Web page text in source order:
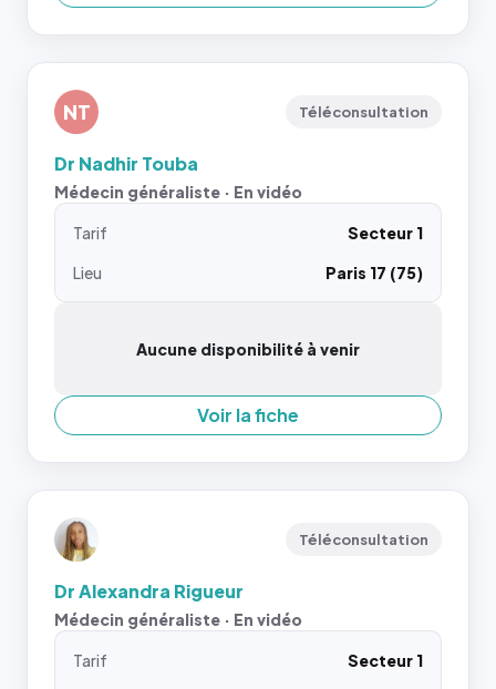
NT Téléconsultation
Dr Nadhir Touba
Médecin généraliste · En vidéo
Tarif
Secteur 1
Lieu
Paris 17 (75)
Aucune disponibilité à venir
Voir la fiche
Téléconsultation
Dr Alexandra Rigueur
Médecin généraliste · En vidéo
Tarif
Secteur 1